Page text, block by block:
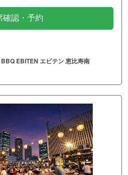
確認・予約
EBITEN エビテン 恵比寿南